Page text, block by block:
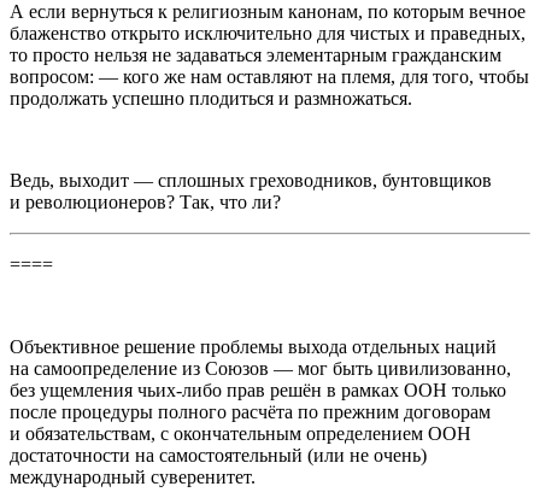
А если вернуться к религиозным канонам, по которым вечное
блаженство открыто исключительно для чистых и праведных,
то просто нельзя не задаваться элементарным гражданским
вопросом: — кого же нам оставляют на племя, для того, чтобы
продолжать успешно плодиться и размножаться.
Ведь, выходит — сплошных греховодников, бунтовщиков
и революционеров? Так, что ли?
====
Объективное решение проблемы выхода отдельных наций
на самоопределение из Союзов — мог быть цивилизованно,
без ущемления чьих-либо прав решён в рамках ООН только
после процедуры полного расчёта по прежним договорам
и обязательствам, с окончательным определением ООН
достаточности на самостоятельный (или не очень)
международный суверенитет.